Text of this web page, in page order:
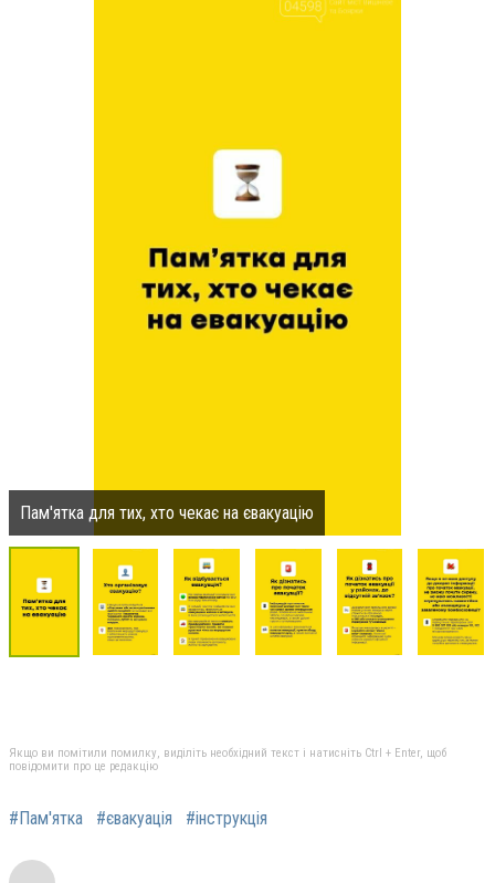
Пам'ятка для тих, хто чекає на євакуацію
Якщо ви помітили помилку, виділіть необхідний текст і натисніть Ctrl + Enter, щоб
повідомити про це редакцію
#Пам'ятка #євакуація #інструкція